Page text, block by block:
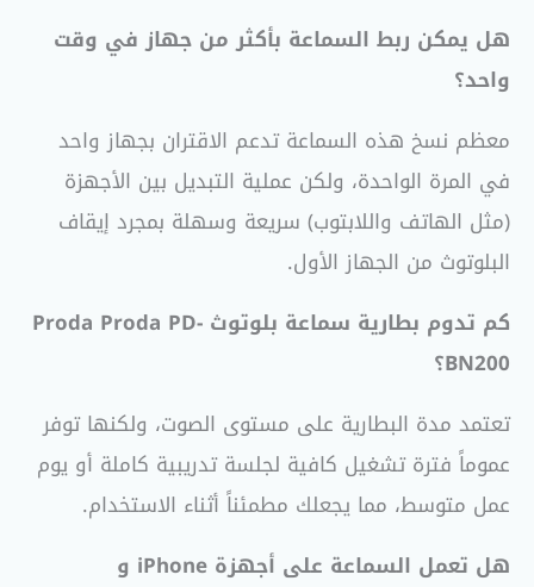
هل يمكن ربط السماعة بأكثر من جهاز في وقت
واحد؟
معظم نسخ هذه السماعة تدعم الاقتران بجهاز واحد
في المرة الواحدة، ولكن عملية التبديل بين الأجهزة
(مثل الهاتف واللابتوب) سريعة وسهلة بمجرد إيقاف
البلوتوث من الجهاز الأول.
كم تدوم بطارية سماعة بلوتوث Proda Proda PD-
BN200؟
تعتمد مدة البطارية على مستوى الصوت، ولكنها توفر
عموماً فترة تشغيل كافية لجلسة تدريبية كاملة أو يوم
عمل متوسط، مما يجعلك مطمئناً أثناء الاستخدام.
هل تعمل السماعة على أجهزة iPhone و